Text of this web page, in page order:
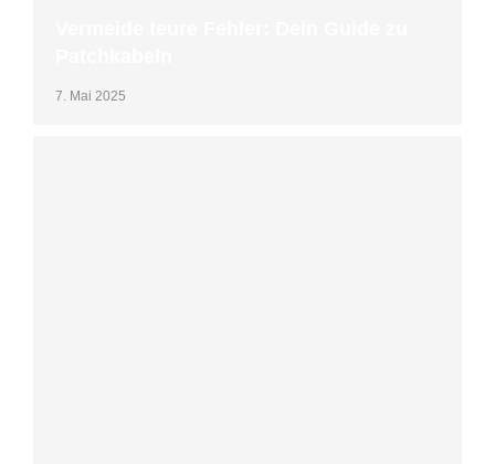
7. Mai 2025